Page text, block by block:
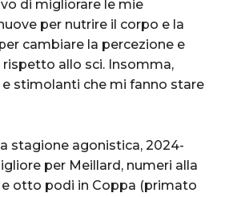
di migliorare le mie
per nutrire il corpo e la
cambiare la percezione e
rispetto allo sci. Insomma,
stimolanti che mi fanno stare
stagione agonistica, 2024-
per Meillard, numeri alla
otto podi in Coppa (primato